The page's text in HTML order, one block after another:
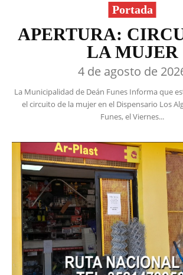
Portada
APERTURA:
LA MUJER
4 de agosto de
La Municipalidad de Deán Funes Informa que
el circuito de la mujer en el Dispensario Los
Funes, el Viernes...